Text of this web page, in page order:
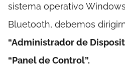
sistema operativo
Bluetooth, debemos
“Administrador de
“Panel de Control”.